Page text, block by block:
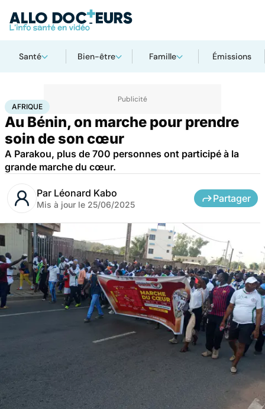
Santé Bien-être Famille Émissions
AccueilSanté
AFRIQUE
Au Bénin, on marche pour prendre
soin de son cœur
A Parakou, plus de 700 personnes ont participé à la
grande marche du cœur.
Par Léonard Kabo
Mis à jour le 25/06/2025
Partager